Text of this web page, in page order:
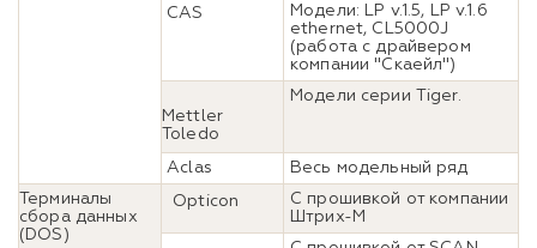
CAS
Модели: LP v.1.5, LP v.1.6
ethernet, CL5000J
(работа с драйвером
компании "Скаейл")
Mettler
Toledo
Модели серии Tiger.
Aclas
Весь модельный ряд
Терминалы
сбора данных
(DOS)
Opticon
C прошивкой от компании
Штрих-М